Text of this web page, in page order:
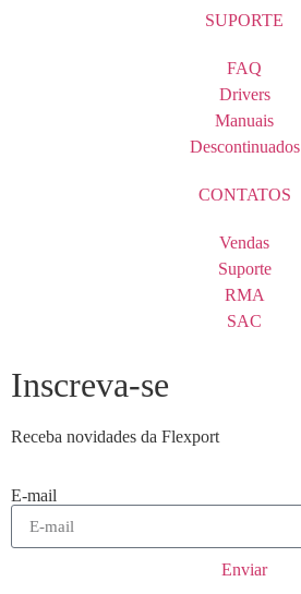
SUPORTE
FAQ
Drivers
Manuais
Descontinuados
CONTATOS
Vendas
Suporte
RMA
SAC
Inscreva-se
Receba novidades da Flexport
E-mail
Enviar